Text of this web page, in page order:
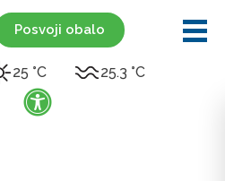
Posvoji obalo
25 °C 25.3 °C